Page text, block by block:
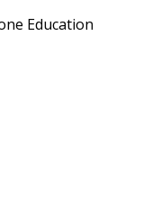
Education